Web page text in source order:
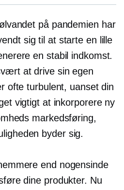
på pandemien har
sig til at starte en lille
en stabil indkomst.
at drive sin egen
ofte turbulent, uanset din
vigtigt at inkorporere ny
markedsføring,
byder sig.
end nogensinde
dine produkter. Nu